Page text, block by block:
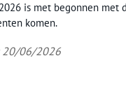
is met begonnen met
komen.
20/06/2026